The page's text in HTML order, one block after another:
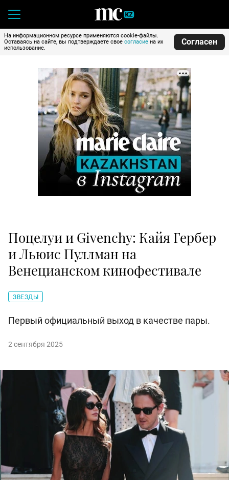
На информационном ресурсе применяются cookie-файлы.
Оставаясь на сайте, вы подтверждаете свое согласие на их
использование.
Согласен
Поцелуи и Givenchy: Кайя Гербер
и Льюис Пуллман на
Венецианском кинофестивале
ЗВЕЗДЫ
Первый официальный выход в качестве пары.
2 сентября 2025